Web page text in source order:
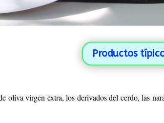
Productos
oliva virgen extra, los derivados del cerdo, las